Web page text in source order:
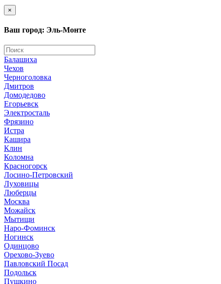
×
Ваш город: Эль-Монте
Балашиха
Чехов
Черноголовка
Дмитров
Домодедово
Егорьевск
Электросталь
Фрязино
Истра
Кашира
Клин
Коломна
Красногорск
Лосино-Петровский
Луховицы
Люберцы
Москва
Можайск
Мытищи
Наро-Фоминск
Ногинск
Одинцово
Орехово-Зуево
Павловский Посад
Подольск
Пушкино